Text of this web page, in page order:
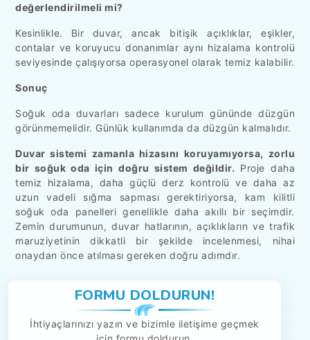
değerlendirilmeli mi?
Kesinlikle. Bir duvar, ancak bitişik açıklıklar, eşikler,
contalar ve koruyucu donanımlar aynı hizalama kontrolü
seviyesinde çalışıyorsa operasyonel olarak temiz kalabilir.
Sonuç
Soğuk oda duvarları sadece kurulum gününde düzgün
görünmemelidir. Günlük kullanımda da düzgün kalmalıdır.
Duvar sistemi zamanla hizasını koruyamıyorsa, zorlu
bir soğuk oda için doğru sistem değildir. Proje daha
temiz hizalama, daha güçlü derz kontrolü ve daha az
uzun vadeli sığma sapması gerektiriyorsa, kam kilitli
soğuk oda panelleri genellikle daha akıllı bir seçimdir.
Zemin durumunun, duvar hatlarının, açıklıkların ve trafik
maruziyetinin dikkatli bir şekilde incelenmesi, nihai
onaydan önce atılması gereken doğru adımdır.
FORMU DOLDURUN!
İhtiyaçlarınızı yazın ve bizimle iletişime geçmek